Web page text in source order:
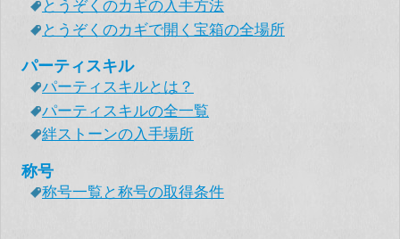
とうぞくのカギの入手方法
とうぞくのカギで開く宝箱の全場所
パーティスキル
パーティスキルとは？
パーティスキルの全一覧
絆ストーンの入手場所
称号
称号一覧と称号の取得条件